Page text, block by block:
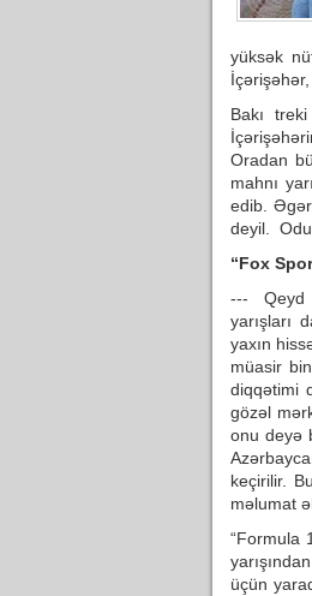
yüksək
Bakı
Oradan
mahnı
edib.
deyil.
“Fox
--- Qeyd
yarışları
yaxın
müasir
diqqətimi
gözəl
onu deyə
keçirilir.
məlumat
“Formula
üçün